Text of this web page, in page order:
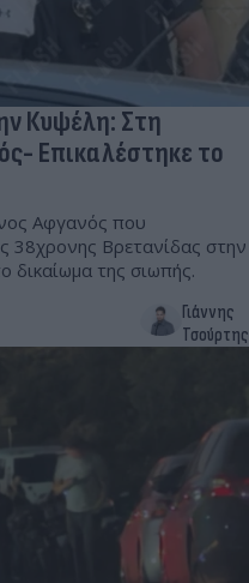
Κυψέλη: Στη
Επικαλέστηκε το
Αφγανός που
38χρονης Βρετανίδας στην
δικαίωμα της σιωπής.
Γιάννης
Τσούρτης